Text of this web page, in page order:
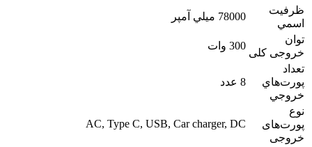
ظرفيت
اسمي
78000 ميلي آمپر
توان
خروجی کلی
300 وات
تعداد
پورت‌هاي
خروجي
8 عدد
نوع
پورت‌های
خروجی
AC, Type C, USB, Car charger, DC